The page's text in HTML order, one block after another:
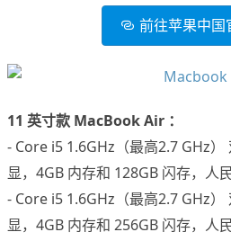
前往苹果中国
11 英寸款 MacBook Air ：
- Core i5 1.6GHz（最高2.7 GHz）
显，4GB 内存和 128GB 闪存，人
- Core i5 1.6GHz（最高2.7 GHz）
显，4GB 内存和 256GB 闪存，人